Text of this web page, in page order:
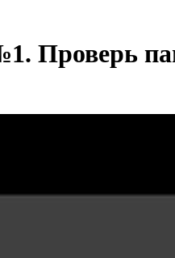
Проверь